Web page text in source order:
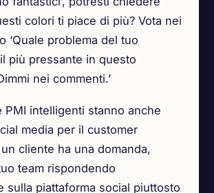
colori ti piace di più? Vota nei
‘Quale problema del tuo
più pressante in questo
nei commenti.’
PMI intelligenti stanno anche
media per il customer
cliente ha una domanda,
team rispondendo
sulla piattaforma social piuttosto